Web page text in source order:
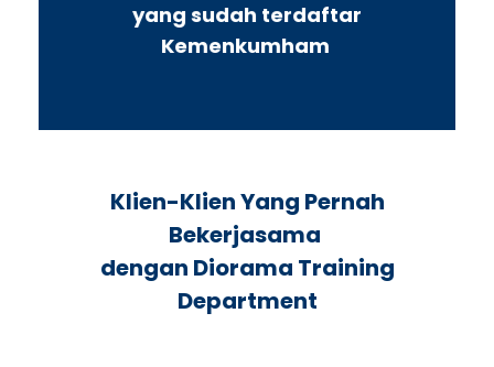
yang sudah terdaftar
Kemenkumham
Klien-Klien Yang Pernah
Bekerjasama
dengan Diorama Training
Department